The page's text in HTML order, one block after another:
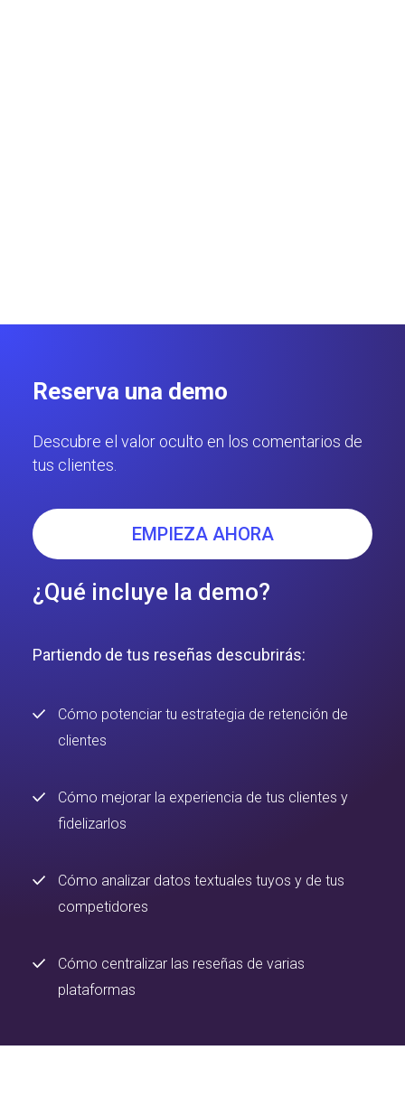
Reserva una demo
Descubre el valor oculto en los comentarios de
tus clientes.
EMPIEZA AHORA
¿Qué incluye la demo?
Partiendo de tus reseñas descubrirás:
Cómo potenciar tu estrategia de retención de
clientes
Cómo mejorar la experiencia de tus clientes y
fidelizarlos
Cómo analizar datos textuales tuyos y de tus
competidores
Cómo centralizar las reseñas de varias
plataformas